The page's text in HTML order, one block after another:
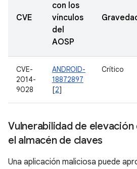
CVE
con los
vínculos
del
AOSP
CVE-
2014-
9028
ANDROID-
18872897
[2]
Crítico
Vulnerabilidad de
el almacén de claves
Una aplicación maliciosa puede